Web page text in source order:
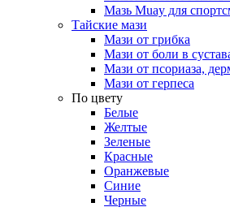
Мазь Muay для
Тайские мази
Мази от грибка
Мази от боли в
Мази от псориаза,
Мази от герпеса
По цвету
Белые
Желтые
Зеленые
Красные
Оранжевые
Синие
Черные